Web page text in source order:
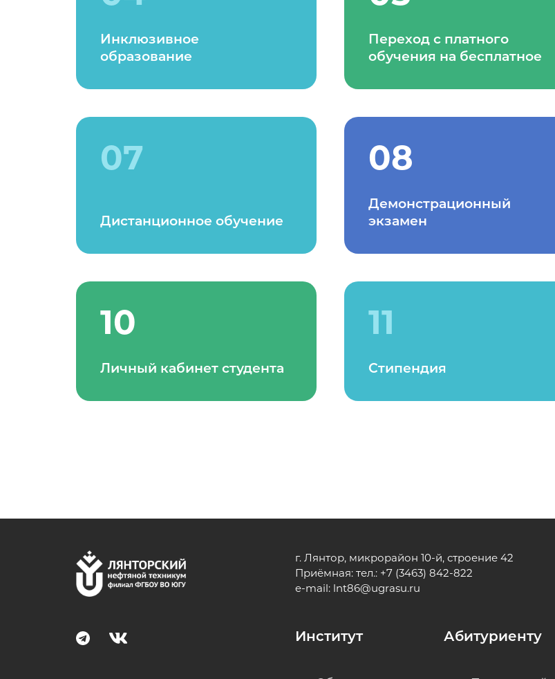
Инклюзивное
образование
Переход с платного
обучения на бесплатное
07
Дистанционное обучение
08
Демонстрационный
экзамен
10
Личный кабинет студента
11
Стипендия
г. Лянтор, микрорайон 10-й, строение 42
Приёмная: тел.: +7 (3463) 842-822
e-mail: lnt86@ugrasu.ru
Институт Абитуриенту